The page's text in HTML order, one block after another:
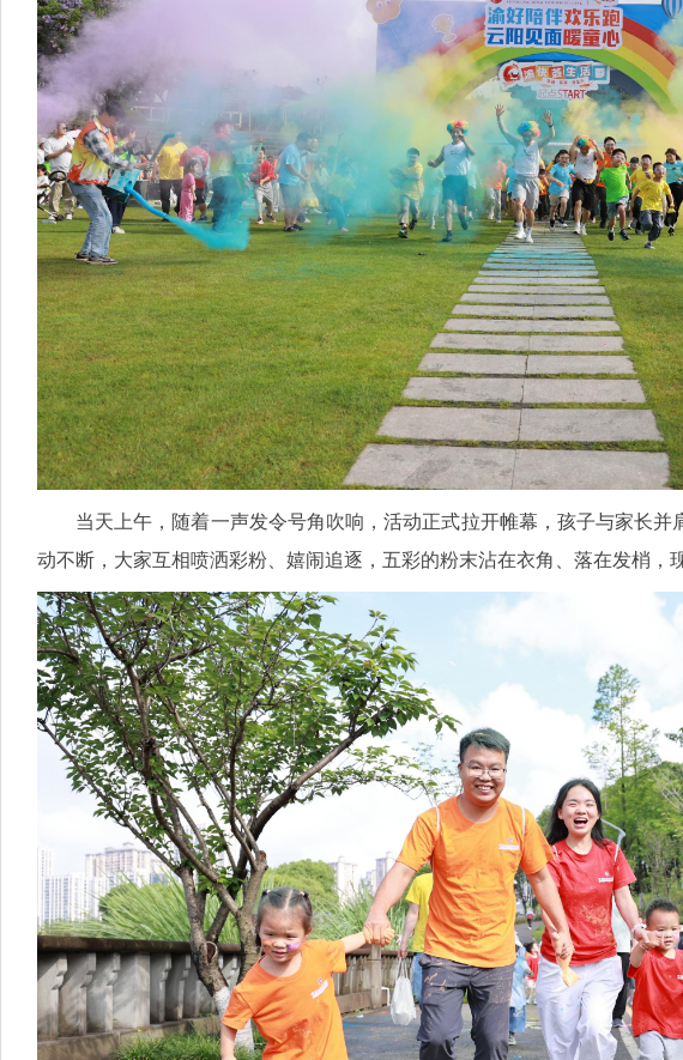
当天上午，随着一声发令号角吹响，活动正式拉开帷幕，孩子与家长
动不断，大家互相喷洒彩粉、嬉闹追逐，五彩的粉末沾在衣角、落在发梢，